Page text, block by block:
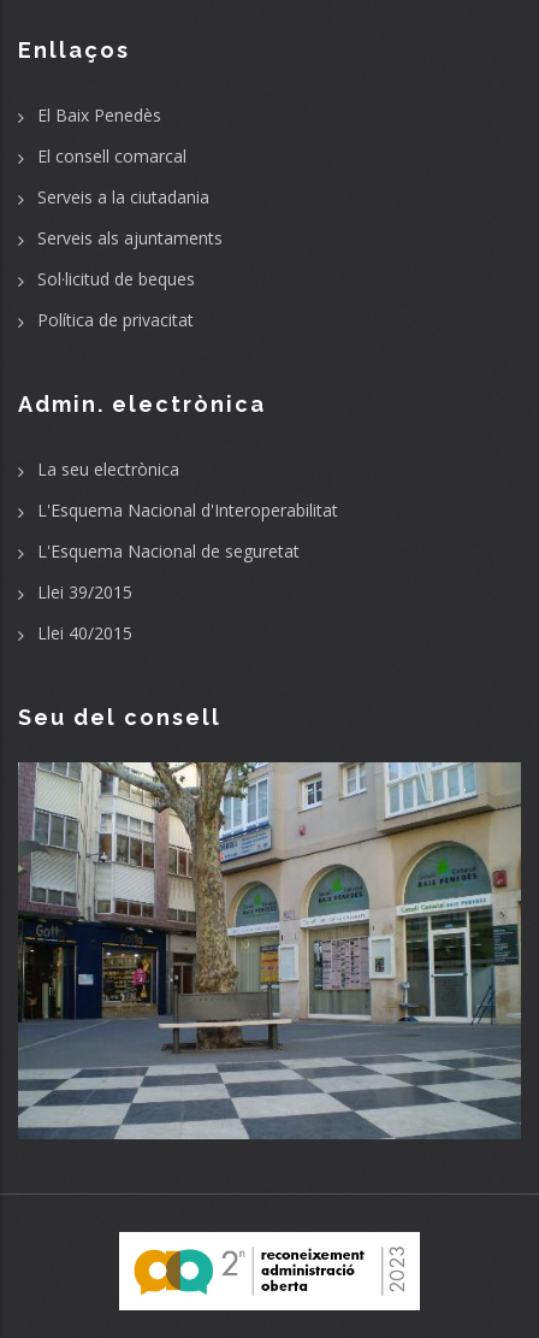
Enllaços
El Baix Penedès
El consell comarcal
Serveis a la ciutadania
Serveis als ajuntaments
Sol·licitud de beques
Política de privacitat
Admin. electrònica
La seu electrònica
L'Esquema Nacional d'Interoperabilitat
L'Esquema Nacional de seguretat
Llei 39/2015
Llei 40/2015
Seu del consell